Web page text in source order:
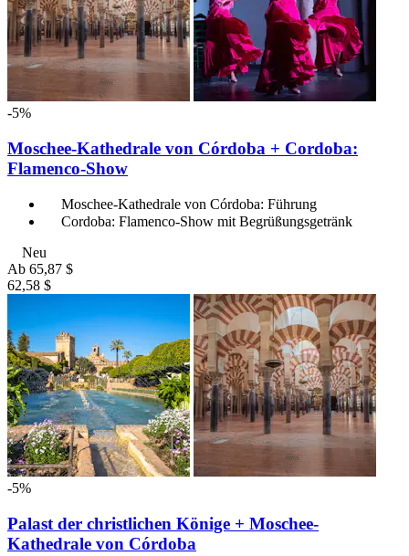
-5%
Moschee-Kathedrale von Córdoba + Cordoba:
Flamenco-Show
Moschee-Kathedrale von Córdoba: Führung
Cordoba: Flamenco-Show mit Begrüßungsgetränk
Neu
Ab 65,87 $
62,58 $
-5%
Palast der christlichen Könige + Moschee-
Kathedrale von Córdoba